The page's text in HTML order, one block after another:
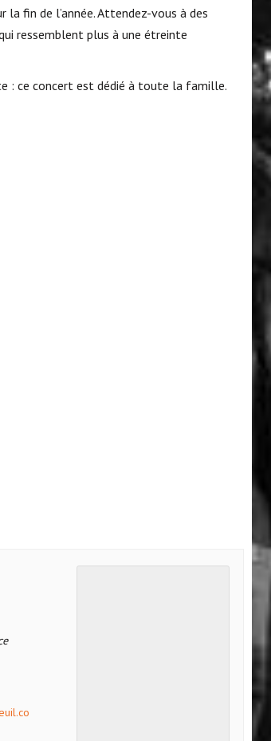
fin de l’année. Attendez-vous à des
ressemblent plus à une étreinte
: ce concert est dédié à toute la famille.